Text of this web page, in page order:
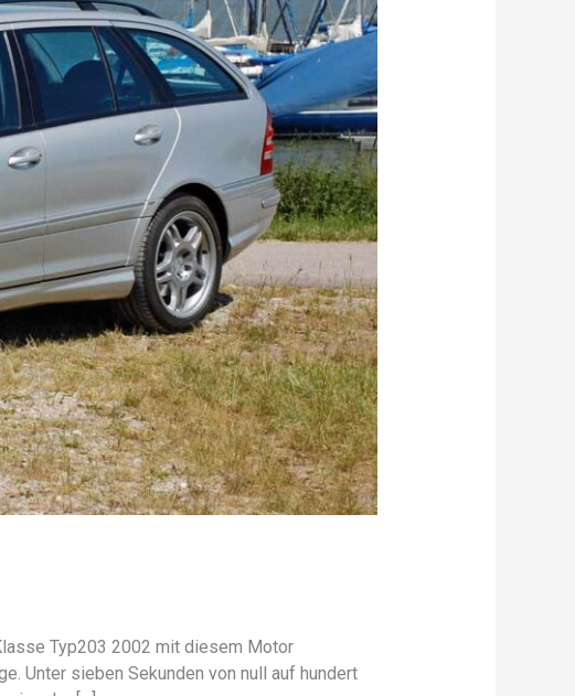
Typ203 2002 mit diesem Motor
Unter sieben Sekunden von null auf hundert